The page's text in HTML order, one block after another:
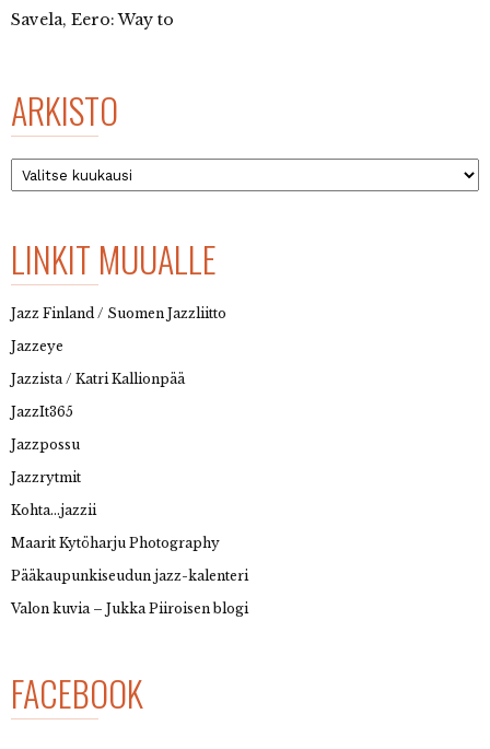
Savela, Eero: Way to
ARKISTO
Arkisto
LINKIT MUUALLE
Jazz Finland / Suomen Jazzliitto
Jazzeye
Jazzista / Katri Kallionpää
JazzIt365
Jazzpossu
Jazzrytmit
Kohta…jazzii
Maarit Kytöharju Photography
Pääkaupunkiseudun jazz-kalenteri
Valon kuvia – Jukka Piiroisen blogi
FACEBOOK